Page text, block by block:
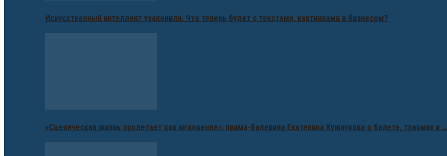
Искусственный интеллект узаконили. Что теперь будет с текстами, картинками и бизнесом?
«Сценическая жизнь пролетает как мгновение»: прима-балерина Екатерина Кужнурова о балете, травмах и …